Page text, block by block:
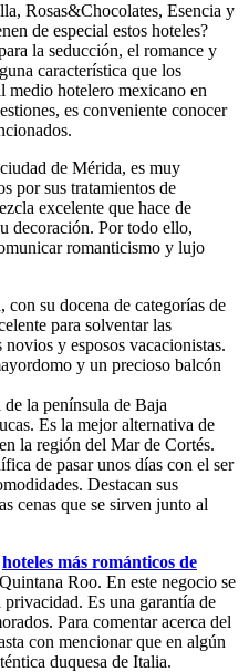
Rosas&Chocolates, Esencia y
de especial estos hoteles?
la seducción, el romance y
característica que los
medio hotelero mexicano en
es conveniente conocer
de Mérida, es muy
por sus tratamientos de
excelente que hace de
decoración. Por todo ello,
romanticismo y lujo
su docena de categorías de
para solventar las
novios y esposos vacacionistas.
y un precioso balcón
la península de Baja
Es la mejor alternativa de
la región del Mar de Cortés.
de pasar unos días con el ser
Destacan sus
cenas que se sirven junto al
hoteles más románticos de
Roo. En este negocio se
Es una garantía de
Para comentar acerca del
con mencionar que en algún
duquesa de Italia.